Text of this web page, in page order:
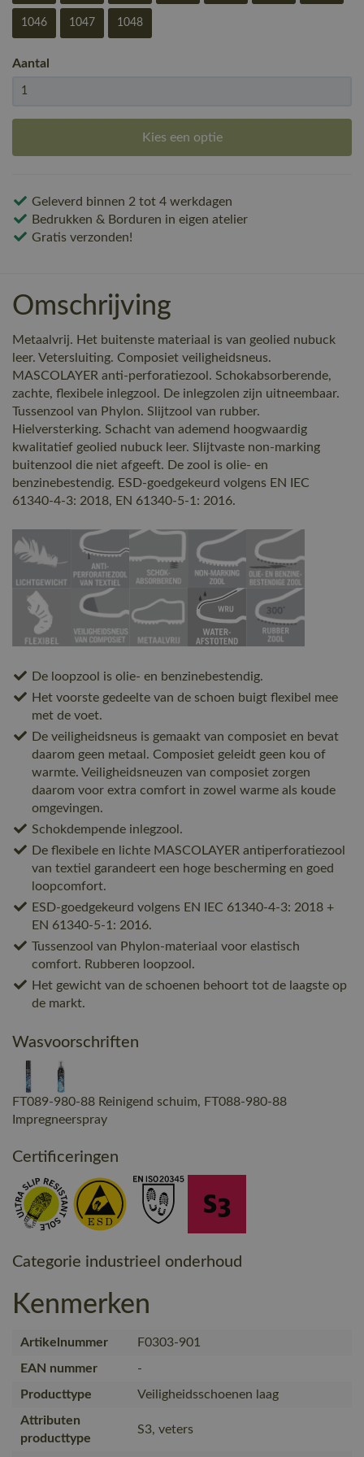
1046 1047 1048
Aantal
Kies een optie
Geleverd binnen 2 tot 4 werkdagen
Bedrukken & Borduren in eigen atelier
Gratis verzonden!
Omschrijving
Metaalvrij. Het buitenste materiaal is van geolied nubuck
leer. Vetersluiting. Composiet veiligheidsneus.
MASCOLAYER anti-perforatiezool. Schokabsorberende,
zachte, flexibele inlegzool. De inlegzolen zijn uitneembaar.
Tussenzool van Phylon. Slijtzool van rubber.
Hielversterking. Schacht van ademend hoogwaardig
kwalitatief geolied nubuck leer. Slijtvaste non-marking
buitenzool die niet afgeeft. De zool is olie- en
benzinebestendig. ESD-goedgekeurd volgens EN IEC
61340-4-3: 2018, EN 61340-5-1: 2016.
De loopzool is olie- en benzinebestendig.
Het voorste gedeelte van de schoen buigt flexibel mee
met de voet.
De veiligheidsneus is gemaakt van composiet en bevat
daarom geen metaal. Composiet geleidt geen kou of
warmte. Veiligheidsneuzen van composiet zorgen
daarom voor extra comfort in zowel warme als koude
omgevingen.
Schokdempende inlegzool.
De flexibele en lichte MASCOLAYER antiperforatiezool
van textiel garandeert een hoge bescherming en goed
loopcomfort.
ESD-goedgekeurd volgens EN IEC 61340-4-3: 2018 +
EN 61340-5-1: 2016.
Tussenzool van Phylon-materiaal voor elastisch
comfort. Rubberen loopzool.
Het gewicht van de schoenen behoort tot de laagste op
de markt.
Wasvoorschriften
FT089-980-88 Reinigend schuim, FT088-980-88
Impregneerspray
Certificeringen
Categorie industrieel onderhoud
Kenmerken
Artikelnummer
F0303-901
EAN nummer
-
Producttype
Veiligheidsschoenen laag
Attributen
producttype
S3, veters